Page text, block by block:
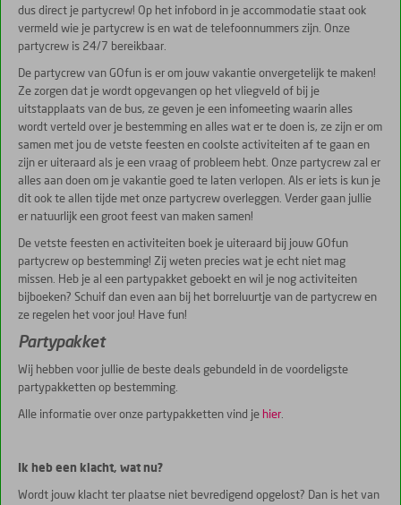
dus direct je partycrew! Op het infobord in je accommodatie staat ook
vermeld wie je partycrew is en wat de telefoonnummers zijn. Onze
partycrew is 24/7 bereikbaar.
De partycrew van GOfun is er om jouw vakantie onvergetelijk te maken!
Ze zorgen dat je wordt opgevangen op het vliegveld of bij je
uitstapplaats van de bus, ze geven je een infomeeting waarin alles
wordt verteld over je bestemming en alles wat er te doen is, ze zijn er om
samen met jou de vetste feesten en coolste activiteiten af te gaan en
zijn er uiteraard als je een vraag of probleem hebt. Onze partycrew zal er
alles aan doen om je vakantie goed te laten verlopen. Als er iets is kun je
dit ook te allen tijde met onze partycrew overleggen. Verder gaan jullie
er natuurlijk een groot feest van maken samen!
De vetste feesten en activiteiten boek je uiteraard bij jouw GOfun
partycrew op bestemming! Zij weten precies wat je echt niet mag
missen. Heb je al een partypakket geboekt en wil je nog activiteiten
bijboeken? Schuif dan even aan bij het borreluurtje van de partycrew en
ze regelen het voor jou! Have fun!
Partypakket
Wij hebben voor jullie de beste deals gebundeld in de voordeligste
partypakketten op bestemming.
Alle informatie over onze partypakketten vind je hier.
Ik heb een klacht, wat nu?
Wordt jouw klacht ter plaatse niet bevredigend opgelost? Dan is het van